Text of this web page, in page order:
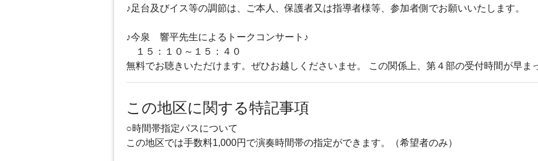
♪足台及びイス等の調節は、ご本人、保護者又は指導者様等、参加者側でお願いいたします。
♪今泉 響平先生によるトークコンサート♪
１５：１０～１５：４０
無料でお聴きいただけます。ぜひお越しくださいませ。 この関係上、第４部の受付時間が早ま
この地区に関する特記事項
○時間帯指定パスについて
この地区では手数料1,000円で演奏時間帯の指定ができます。（希望者のみ）